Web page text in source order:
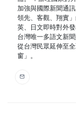
加強與國際新聞通
領先、客觀、翔實
英、日文即時對外
台灣唯一多語文新
從台灣民眾延伸至
窗」。